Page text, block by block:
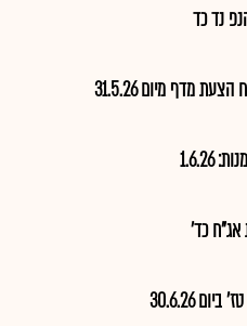
מדף מיום 31.5.26
אג"ח כד'
30.6.26